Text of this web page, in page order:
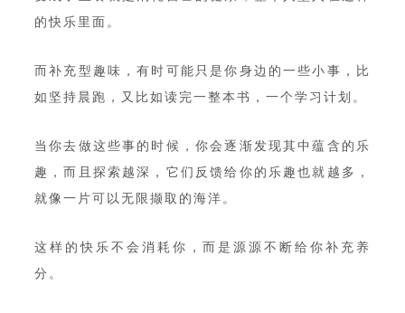
的快乐里面。
而补充型趣味，有时可能只是你身边的一些小事，比
如坚持晨跑，又比如读完一整本书，一个学习计划。
当你去做这些事的时候，你会逐渐发现其中蕴含的乐
趣，而且探索越深，它们反馈给你的乐趣也就越多，
就像一片可以无限撷取的海洋。
这样的快乐不会消耗你，而是源源不断给你补充养
分。